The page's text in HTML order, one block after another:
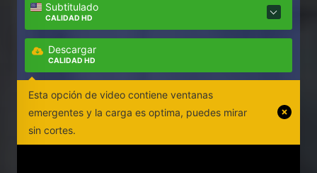
Subtitulado
CALIDAD HD
Descargar
CALIDAD HD
Esta opción de video contiene ventanas
emergentes y la carga es optima, puedes mirar
sin cortes.